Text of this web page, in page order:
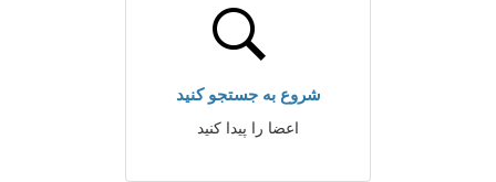
شروع به جستجو کنید
اعضا را پیدا کنید